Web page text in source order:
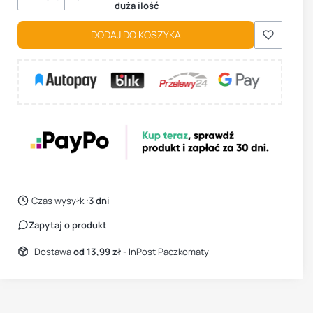
duża ilość
DODAJ DO KOSZYKA
Czas wysyłki:3 dni
Zapytaj o produkt
Dostawaod 13,99 zł- InPost Paczkomaty